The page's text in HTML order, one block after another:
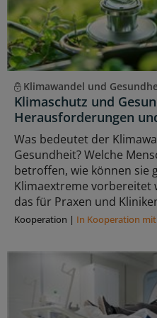
Klimawandel und
Klimaschutz und
Herausforderungen
Was bedeutet der
Gesundheit? Welche
betroffen, wie können sie
Klimaextreme vorbereitet
das für Praxen und
Kooperation | In Kooperation